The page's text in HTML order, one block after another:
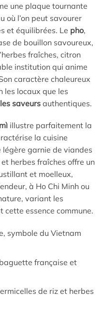
une plaque tournante
où l’on peut savourer
et équilibrées. Le pho,
de bouillon savoureux,
fraîches, citron
institution qui anime
caractère chaleureux
les locaux que les
saveurs authentiques.
illustre parfaitement la
la cuisine
garnie de viandes
herbes fraîches offre un
et moelleux,
à Ho Chi Minh ou
variant les
cette essence commune.
symbole du Vietnam
française et
de riz et herbes